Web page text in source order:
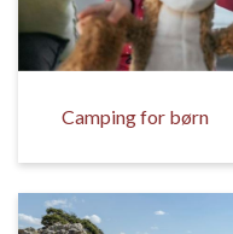
Camping for børn